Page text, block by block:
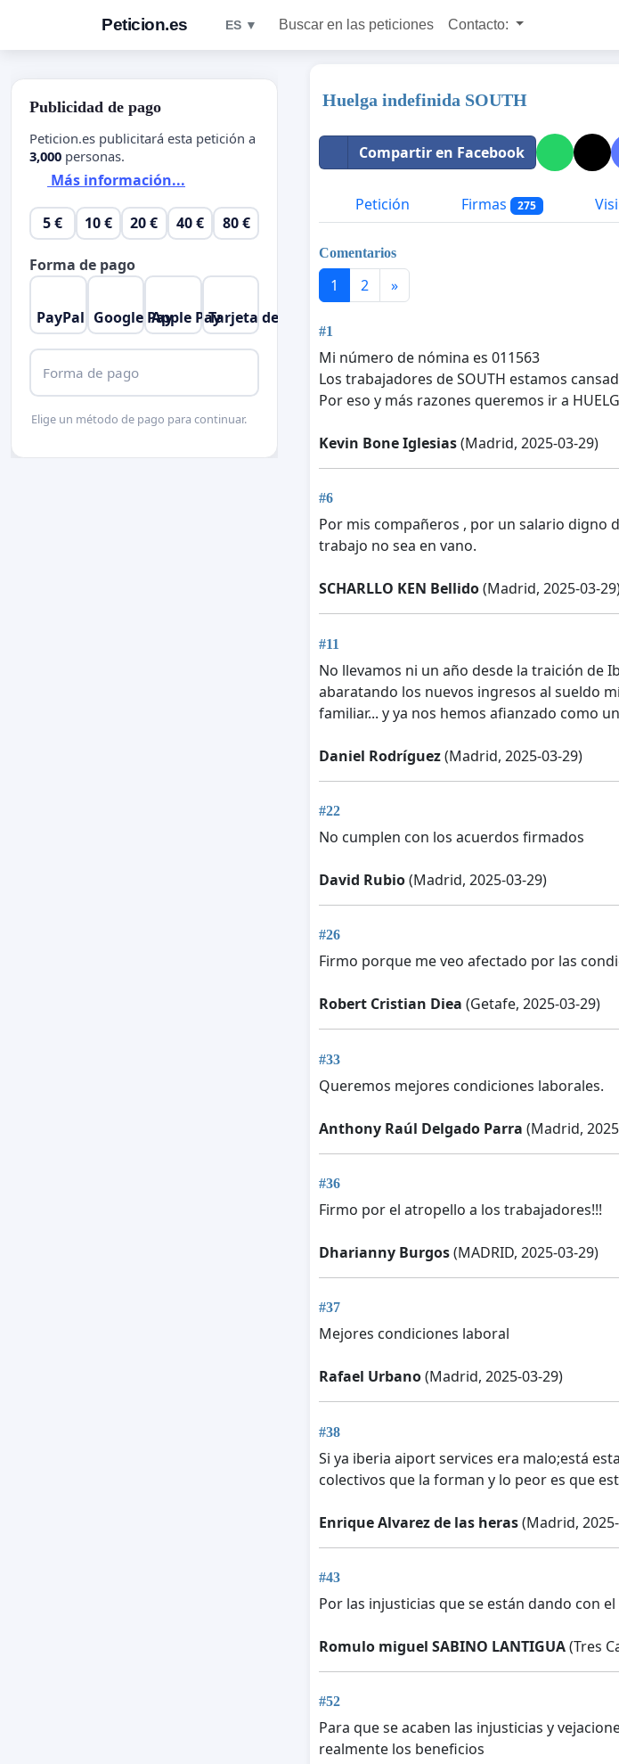
Peticion.es ES ▼ Buscar en las peticiones Contacto:
Huelga indefinida SOUTH
Compartir en Facebook
Petición Firmas 275
Comentarios
1 2 »
#1
Mi número de nómina es 011563
Los trabajadores de SOUTH estamos
Por eso y más razones queremos ir a
Kevin Bone Iglesias(Madrid, 2025-03-29)
#6
Por mis compañeros , por un salario digno
trabajo no sea en vano.
SCHARLLO KEN Bellido(Madrid, 2025-03-
#11
No llevamos ni un año desde la traición de
abaratando los nuevos ingresos al sueldo
familiar... y ya nos hemos afianzado como
Daniel Rodríguez(Madrid, 2025-03-29)
#22
No cumplen con los acuerdos firmados
David Rubio(Madrid, 2025-03-29)
#26
Firmo porque me veo afectado por las
Robert Cristian Diea (Getafe, 2025-03-29)
#33
Queremos mejores condiciones laborales.
Anthony Raúl Delgado Parra (Madrid,
#36
Firmo por el atropello a los trabajadores!!!
Dharianny Burgos(MADRID, 2025-03-29)
#37
Mejores condiciones laboral
Rafael Urbano(Madrid, 2025-03-29)
#38
Si ya iberia aiport services era malo;está
colectivos que la forman y lo peor es que
Enrique Alvarez de las heras(Madrid,
#43
Por las injusticias que se están dando con
Romulo miguel SABINO LANTIGUA(Tres
#52
Para que se acaben las injusticias y
realmente los beneficios
Publicidad de pago
Peticion.es publicitará esta petición a
3,000 personas.
Más información...
5 € 10 € 20 € 40 € 80 €
Forma de pago
PayPal Google PayApple PayTarjeta de crédito
Forma de pago
Elige un método de pago para continuar.